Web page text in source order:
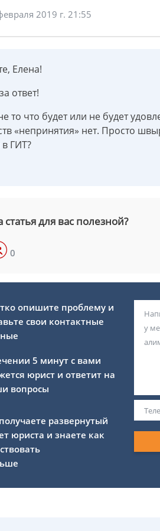
2019 г. 21:55
Елена!
ответ!
то что будет или не будет
«непринятия» нет. Просто
ГИТ?
статья для вас полезной?
0
опишите проблему и
свои контактные
5 минут с вами
юрист и ответит на
вопросы
развернутый
юриста и знаете как